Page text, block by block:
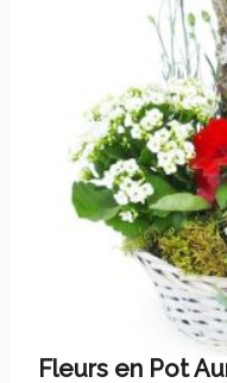
Fleurs en Pot